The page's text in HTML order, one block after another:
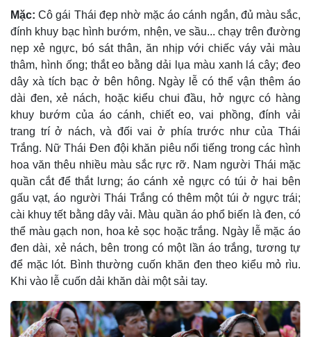
Mặc: Cô gái Thái đẹp nhờ mặc áo cánh ngắn, đủ màu sắc,
đính khuy bạc hình bướm, nhện, ve sầu... chạy trên đường
nẹp xẻ ngực, bó sát thân, ăn nhịp với chiếc váy vải màu
thâm, hình ống; thắt eo bằng dải lụa màu xanh lá cây; đeo
dây xà tích bạc ở bên hông. Ngày lễ có thể vận thêm áo
dài đen, xẻ nách, hoặc kiểu chui đầu, hở ngực có hàng
khuy bướm của áo cánh, chiết eo, vai phồng, đính vải
trang trí ở nách, và đối vai ở phía trước như của Thái
Trắng. Nữ Thái Ðen đội khăn piêu nổi tiếng trong các hình
hoa văn thêu nhiều màu sắc rực rỡ. Nam người Thái mặc
quần cắt để thắt lưng; áo cánh xẻ ngực có túi ở hai bên
gấu vạt, áo người Thái Trắng có thêm một túi ở ngực trái;
cài khuy tết bằng dây vải. Màu quần áo phổ biến là đen, có
thể màu gạch non, hoa kẻ sọc hoặc trắng. Ngày lễ mặc áo
đen dài, xẻ nách, bên trong có một lần áo trắng, tương tự
để mặc lót. Bình thường cuốn khăn đen theo kiểu mỏ rìu.
Khi vào lễ cuốn dải khăn dài một sải tay.